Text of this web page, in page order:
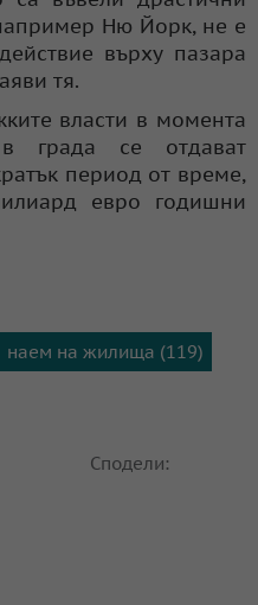
Ню Йорк, не е
върху пазара
тя.
власти в момента
града се отдават
период от време,
евро годишни
наем на жилища (119)
Сподели: